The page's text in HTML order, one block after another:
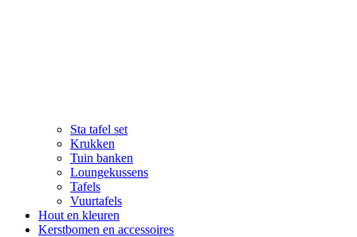
Sta tafel set
Krukken
Tuin banken
Loungekussens
Tafels
Vuurtafels
Hout en kleuren
Kerstbomen en accessoires